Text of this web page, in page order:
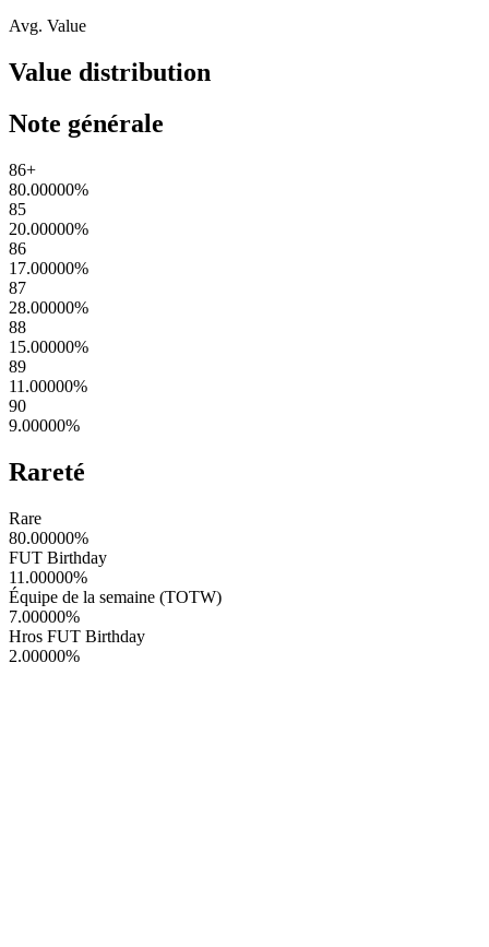
Avg. Value
Value distribution
Note générale
86+
80.00000%
85
20.00000%
86
17.00000%
87
28.00000%
88
15.00000%
89
11.00000%
90
9.00000%
Rareté
Rare
80.00000%
FUT Birthday
11.00000%
Équipe de la semaine (TOTW)
7.00000%
Hros FUT Birthday
2.00000%